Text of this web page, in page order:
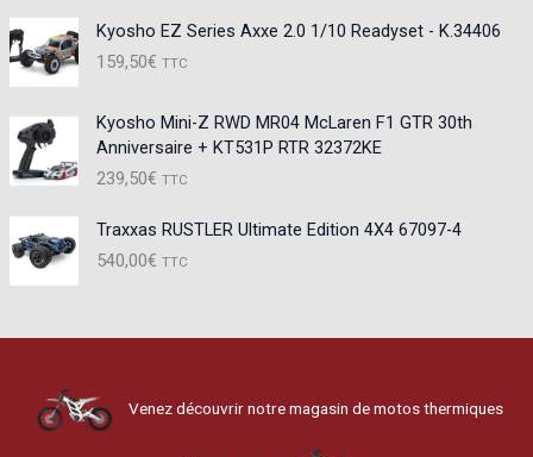
Kyosho EZ Series Axxe 2.0 1/10 Readyset - K.34406
159,50€ TTC
Kyosho Mini-Z RWD MR04 McLaren F1 GTR 30th
Anniversaire + KT531P RTR 32372KE
239,50€ TTC
Traxxas RUSTLER Ultimate Edition 4X4 67097-4
540,00€ TTC
Venez découvrir notre magasin de motos thermiques